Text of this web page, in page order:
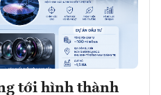
tới hình thành